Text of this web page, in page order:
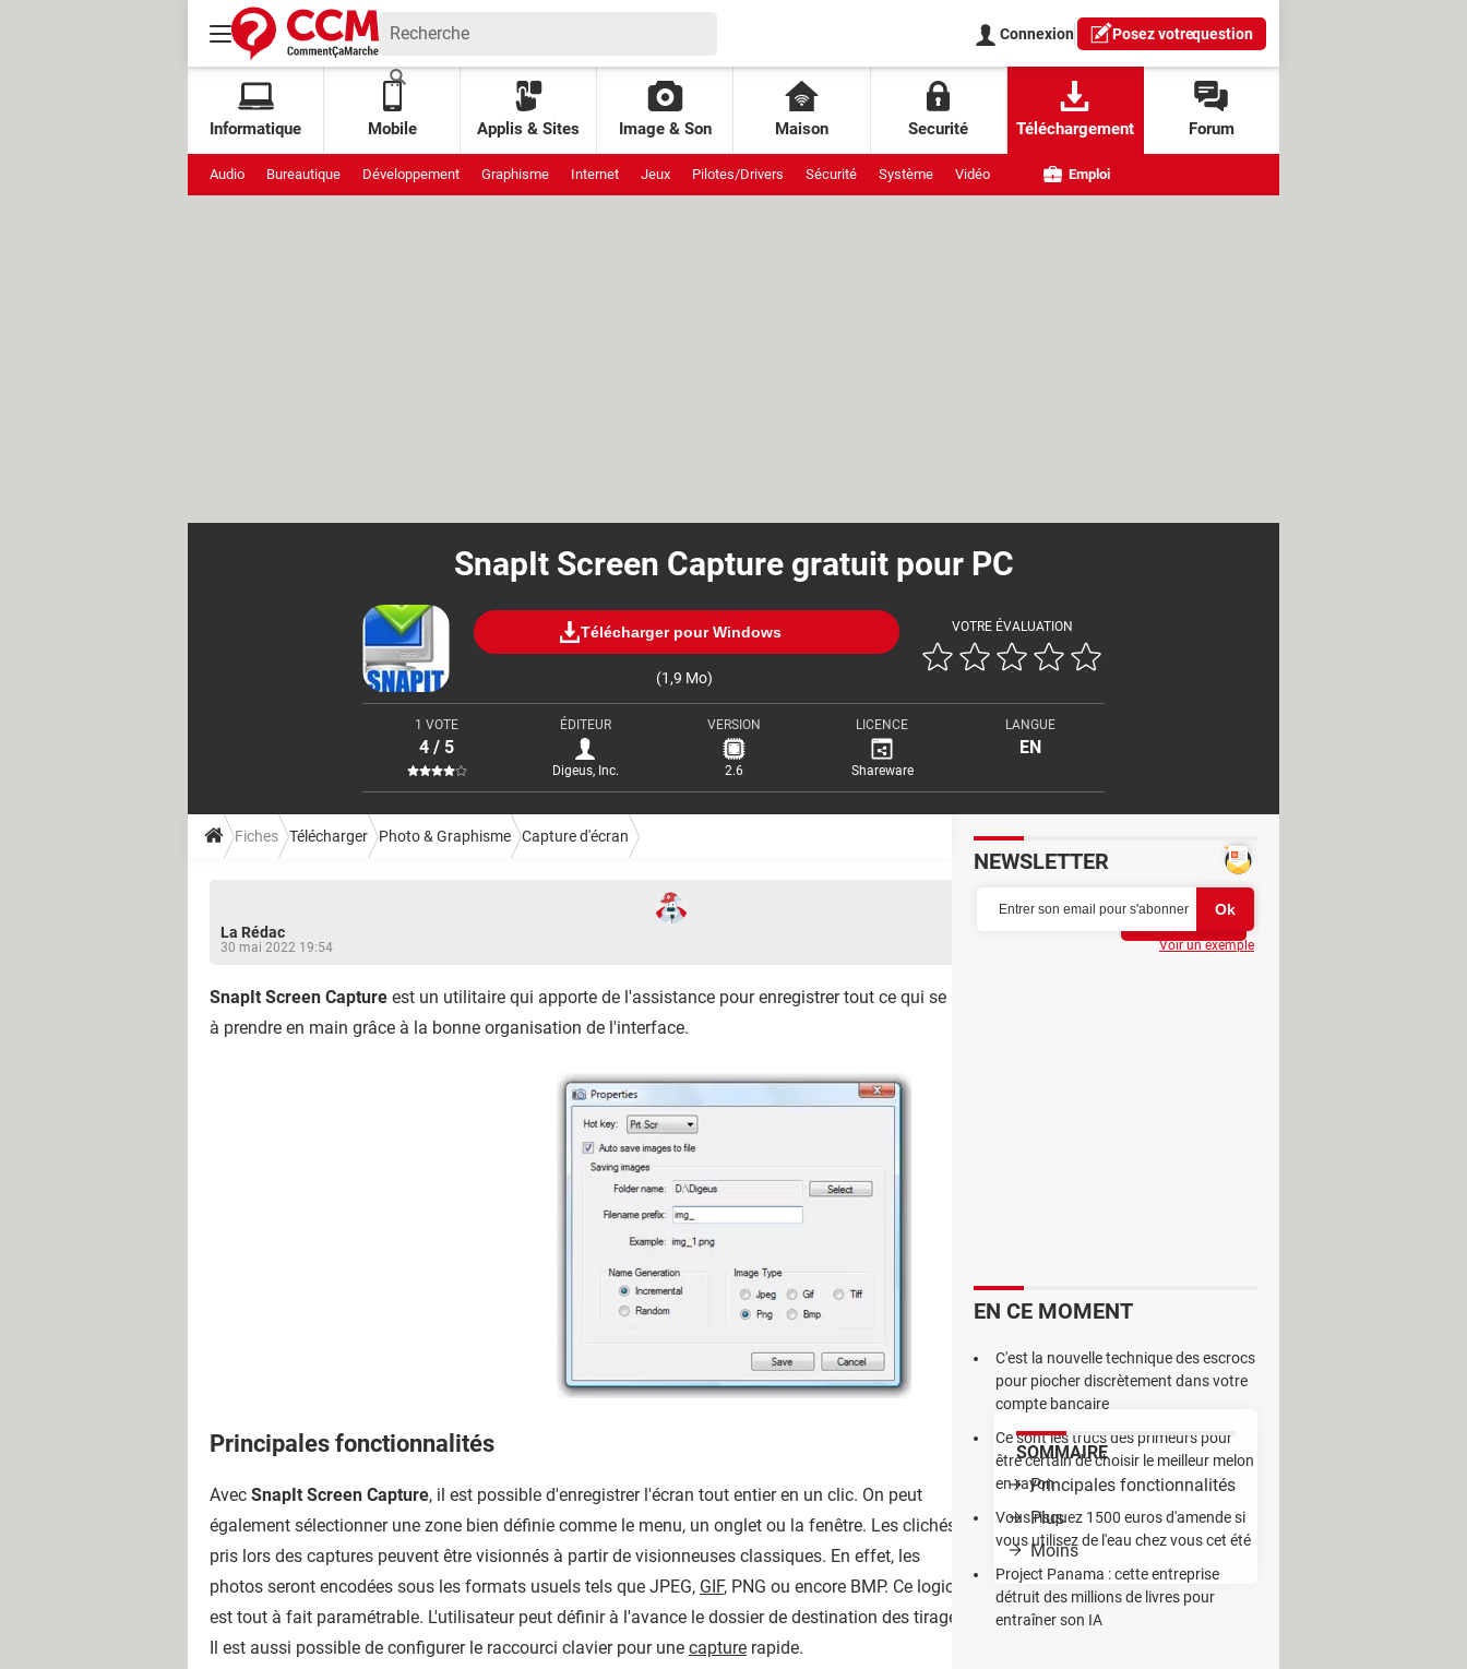
Connexion Posez votrequestion
Informatique Mobile Applis & Sites Image & Son Maison Securité Téléchargement Forum
Audio Bureautique Développement Graphisme Internet Jeux Pilotes/Drivers Sécurité Système Vidéo Emploi
SnapIt Screen Capture gratuit pour PC
Télécharger pour Windows
(1,9 Mo)
VOTRE ÉVALUATION
1 VOTE
4 / 5
ÉDITEUR
Digeus, Inc.
VERSION
2.6
LICENCE
Shareware
LANGUE
EN
Fiches Télécharger Photo & Graphisme Capture d'écran
La Rédac
30 mai 2022 19:54
SnapIt Screen Capture est un utilitaire qui apporte de l'assistance pour enregistrer tout ce qui se passe sur l'écran du PC. Il est agréable
à prendre en main grâce à la bonne organisation de l'interface.
SOMMAIRE
Principales fonctionnalités
Plus
Moins
Principales fonctionnalités
Avec SnapIt Screen Capture, il est possible d'enregistrer l'écran tout entier en un clic. On peut
également sélectionner une zone bien définie comme le menu, un onglet ou la fenêtre. Les clichés
pris lors des captures peuvent être visionnés à partir de visionneuses classiques. En effet, les
photos seront encodées sous les formats usuels tels que JPEG, GIF, PNG ou encore BMP. Ce logiciel
est tout à fait paramétrable. L'utilisateur peut définir à l'avance le dossier de destination des tirages.
Il est aussi possible de configurer le raccourci clavier pour une capture rapide.
NEWSLETTER
Voir un exemple
EN CE MOMENT
C'est la nouvelle technique des escrocs
pour piocher discrètement dans votre
compte bancaire
Ce sont les trucs des primeurs pour
être certain de choisir le meilleur melon
en rayon
Vous risquez 1500 euros d'amende si
vous utilisez de l'eau chez vous cet été
Project Panama : cette entreprise
détruit des millions de livres pour
entraîner son IA